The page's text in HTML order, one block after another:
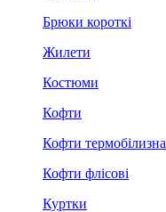
Брюки короткі
Жилети
Костюми
Кофти
Кофти термобілизна
Кофти флісові
Куртки